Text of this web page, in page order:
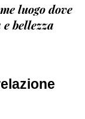
luogo dove
bellezza